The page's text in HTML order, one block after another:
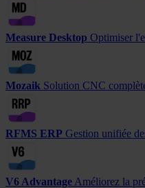
Measure Desktop Optimiser
Mozaik Solution CNC
RFMS ERP Gestion unifiée
V6 Advantage Améliorez la